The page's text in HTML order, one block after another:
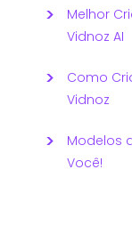
Melhor
Vidnoz AI
Como
Vidnoz
Modelos
Você!